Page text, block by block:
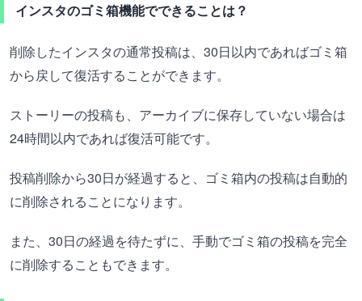
インスタのゴミ箱機能でできることは？
削除したインスタの通常投稿は、30日以内であればゴミ箱
から戻して復活することができます。
ストーリーの投稿も、アーカイブに保存していない場合は
24時間以内であれば復活可能です。
投稿削除から30日が経過すると、ゴミ箱内の投稿は自動的
に削除されることになります。
また、30日の経過を待たずに、手動でゴミ箱の投稿を完全
に削除することもできます。